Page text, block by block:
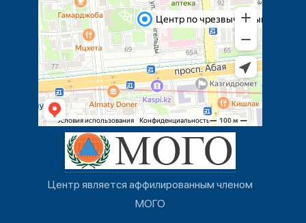
Центр является аффилированным членом
МОГО